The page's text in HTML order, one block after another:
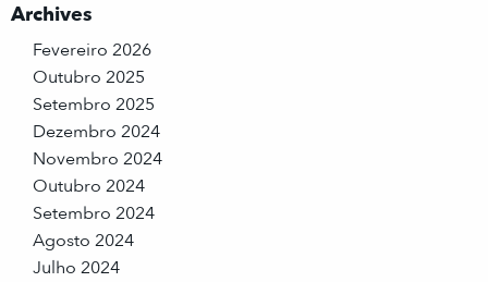
Archives
Fevereiro 2026
Outubro 2025
Setembro 2025
Dezembro 2024
Novembro 2024
Outubro 2024
Setembro 2024
Agosto 2024
Julho 2024